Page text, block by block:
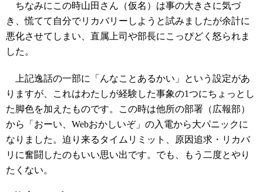
ちなみにこの時山田さん（仮名）は事の大きさに気づ
き、慌てて自分でリカバリーしようと試みましたが余計に
悪化させてしまい、直属上司や部長にこっぴどく怒られま
した。
上記逸話の一部に「んなことあるかい」という設定があ
りますが、これはわたしが経験した事象の1つにちょっとし
た脚色を加えたものです。この時は他所の部署（広報部）
から「おーい、Webおかしいぞ」の入電から大パニックに
なりました。迫り来るタイムリミット、原因追求・リカバ
リに奮闘したのもいい思い出です。でも、もう二度とやり
たくない。